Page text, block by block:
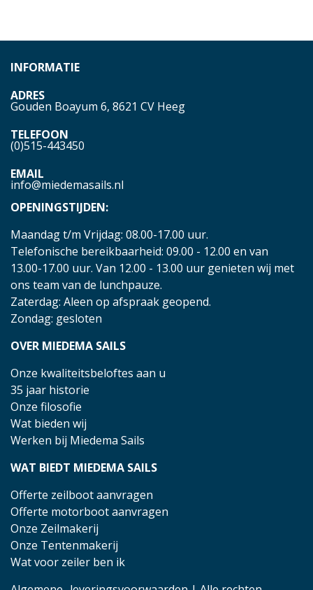
INFORMATIE
ADRES
Gouden Boayum 6, 8621 CV Heeg
TELEFOON
(0)515-443450
EMAIL
info@miedemasails.nl
OPENINGSTIJDEN:
Maandag t/m Vrijdag: 08.00-17.00 uur.
Telefonische bereikbaarheid: 09.00 - 12.00 en van
13.00-17.00 uur. Van 12.00 - 13.00 uur genieten wij met
ons team van de lunchpauze.
Zaterdag: Aleen op afspraak geopend.
Zondag: gesloten
OVER MIEDEMA SAILS
Onze kwaliteitsbeloftes aan u
35 jaar historie
Onze filosofie
Wat bieden wij
Werken bij Miedema Sails
WAT BIEDT MIEDEMA SAILS
Offerte zeilboot aanvragen
Offerte motorboot aanvragen
Onze Zeilmakerij
Onze Tentenmakerij
Wat voor zeiler ben ik